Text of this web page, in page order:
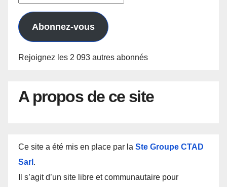
mail Abonnez-vous
Rejoignez les 2 093 autres abonnés
A propos de ce site
Ce site a été mis en place par la Ste Groupe CTAD
Sarl .
Il s’agit d’un site libre et communautaire pour